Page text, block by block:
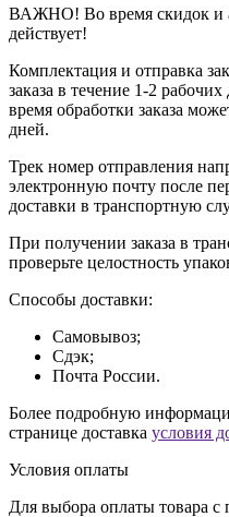
ВАЖНО! Во время скидок и
действует!
Комплектация и отправка
заказа в течение 1-2
время обработки заказа
дней.
Трек номер отправления
электронную почту после
доставки в транспортную
При получении заказа в
проверьте целостность
Способы доставки:
Самовывоз;
Сдэк;
Почта России.
Более подробную
странице доставка условия
Условия оплаты
Для выбора оплаты товара